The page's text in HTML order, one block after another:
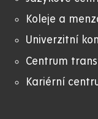
Koleje a
Univerzitní
Centrum
Kariérní